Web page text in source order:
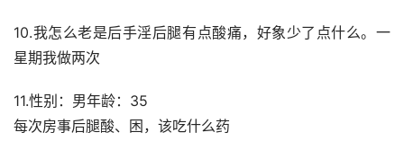
10.我怎么老是后手淫后腿有点酸痛，好象少了点什么。一
星期我做两次
11.性别：男年龄：35
每次房事后腿酸、困，该吃什么药